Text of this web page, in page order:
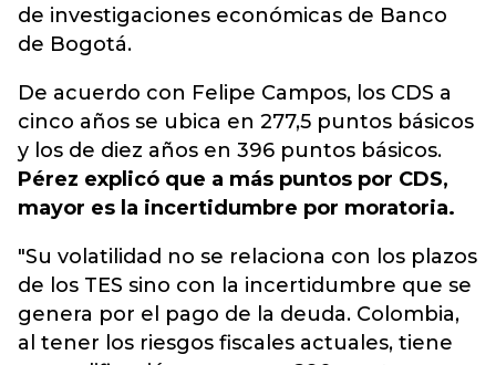
de investigaciones económicas de Banco
de Bogotá.
De acuerdo con Felipe Campos, los CDS a
cinco años se ubica en 277,5 puntos básicos
y los de diez años en 396 puntos básicos.
Pérez explicó que a más puntos por CDS,
mayor es la incertidumbre por moratoria.
"Su volatilidad no se relaciona con los plazos
de los TES sino con la incertidumbre que se
genera por el pago de la deuda. Colombia,
al tener los riesgos fiscales actuales, tiene